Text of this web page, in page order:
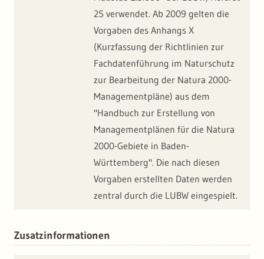
25 verwendet. Ab 2009 gelten die
Vorgaben des Anhangs X
(Kurzfassung der Richtlinien zur
Fachdatenführung im Naturschutz
zur Bearbeitung der Natura 2000-
Managementpläne) aus dem
"Handbuch zur Erstellung von
Managementplänen für die Natura
2000-Gebiete in Baden-
Württemberg". Die nach diesen
Vorgaben erstellten Daten werden
zentral durch die LUBW eingespielt.
Zusatzinformationen